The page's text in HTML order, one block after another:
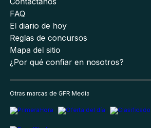
FAQ
El diario de hoy
Reglas de concursos
Mapa del sitio
¿Por qué confiar en nosotros?
Otras marcas de GFR Media